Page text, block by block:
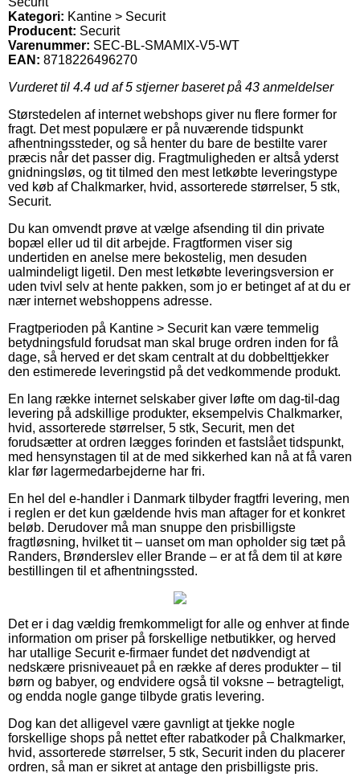
Kategori: Kantine > Securit
Producent: Securit
Varenummer: SEC-BL-SMAMIX-V5-WT
EAN: 8718226496270
Vurderet til 4.4 ud af 5 stjerner baseret på 43 anmeldelser
Størstedelen af internet webshops giver nu flere former for
fragt. Det mest populære er på nuværende tidspunkt
afhentningssteder, og så henter du bare de bestilte varer
præcis når det passer dig. Fragtmuligheden er altså yderst
gnidningsløs, og tit tilmed den mest letkøbte leveringstype
ved køb af Chalkmarker, hvid, assorterede størrelser, 5 stk,
Securit.
Du kan omvendt prøve at vælge afsending til din private
bopæl eller ud til dit arbejde. Fragtformen viser sig
undertiden en anelse mere bekostelig, men desuden
ualmindeligt ligetil. Den mest letkøbte leveringsversion er
uden tvivl selv at hente pakken, som jo er betinget af at du er
nær internet webshoppens adresse.
Fragtperioden på Kantine > Securit kan være temmelig
betydningsfuld forudsat man skal bruge ordren inden for få
dage, så herved er det skam centralt at du dobbelttjekker
den estimerede leveringstid på det vedkommende produkt.
En lang række internet selskaber giver løfte om dag-til-dag
levering på adskillige produkter, eksempelvis Chalkmarker,
hvid, assorterede størrelser, 5 stk, Securit, men det
forudsætter at ordren lægges forinden et fastslået tidspunkt,
med hensynstagen til at de med sikkerhed kan nå at få varen
klar før lagermedarbejderne har fri.
En hel del e-handler i Danmark tilbyder fragtfri levering, men
i reglen er det kun gældende hvis man aftager for et konkret
beløb. Derudover må man snuppe den prisbilligste
fragtløsning, hvilket tit – uanset om man opholder sig tæt på
Randers, Brønderslev eller Brande – er at få dem til at køre
bestillingen til et afhentningssted.
Det er i dag vældig fremkommeligt for alle og enhver at finde
information om priser på forskellige netbutikker, og herved
har utallige Securit e-firmaer fundet det nødvendigt at
nedskære prisniveauet på en række af deres produkter – til
børn og babyer, og endvidere også til voksne – betragteligt,
og endda nogle gange tilbyde gratis levering.
Dog kan det alligevel være gavnligt at tjekke nogle
forskellige shops på nettet efter rabatkoder på Chalkmarker,
hvid, assorterede størrelser, 5 stk, Securit inden du placerer
ordren, så man er sikret at antage den prisbilligste pris.